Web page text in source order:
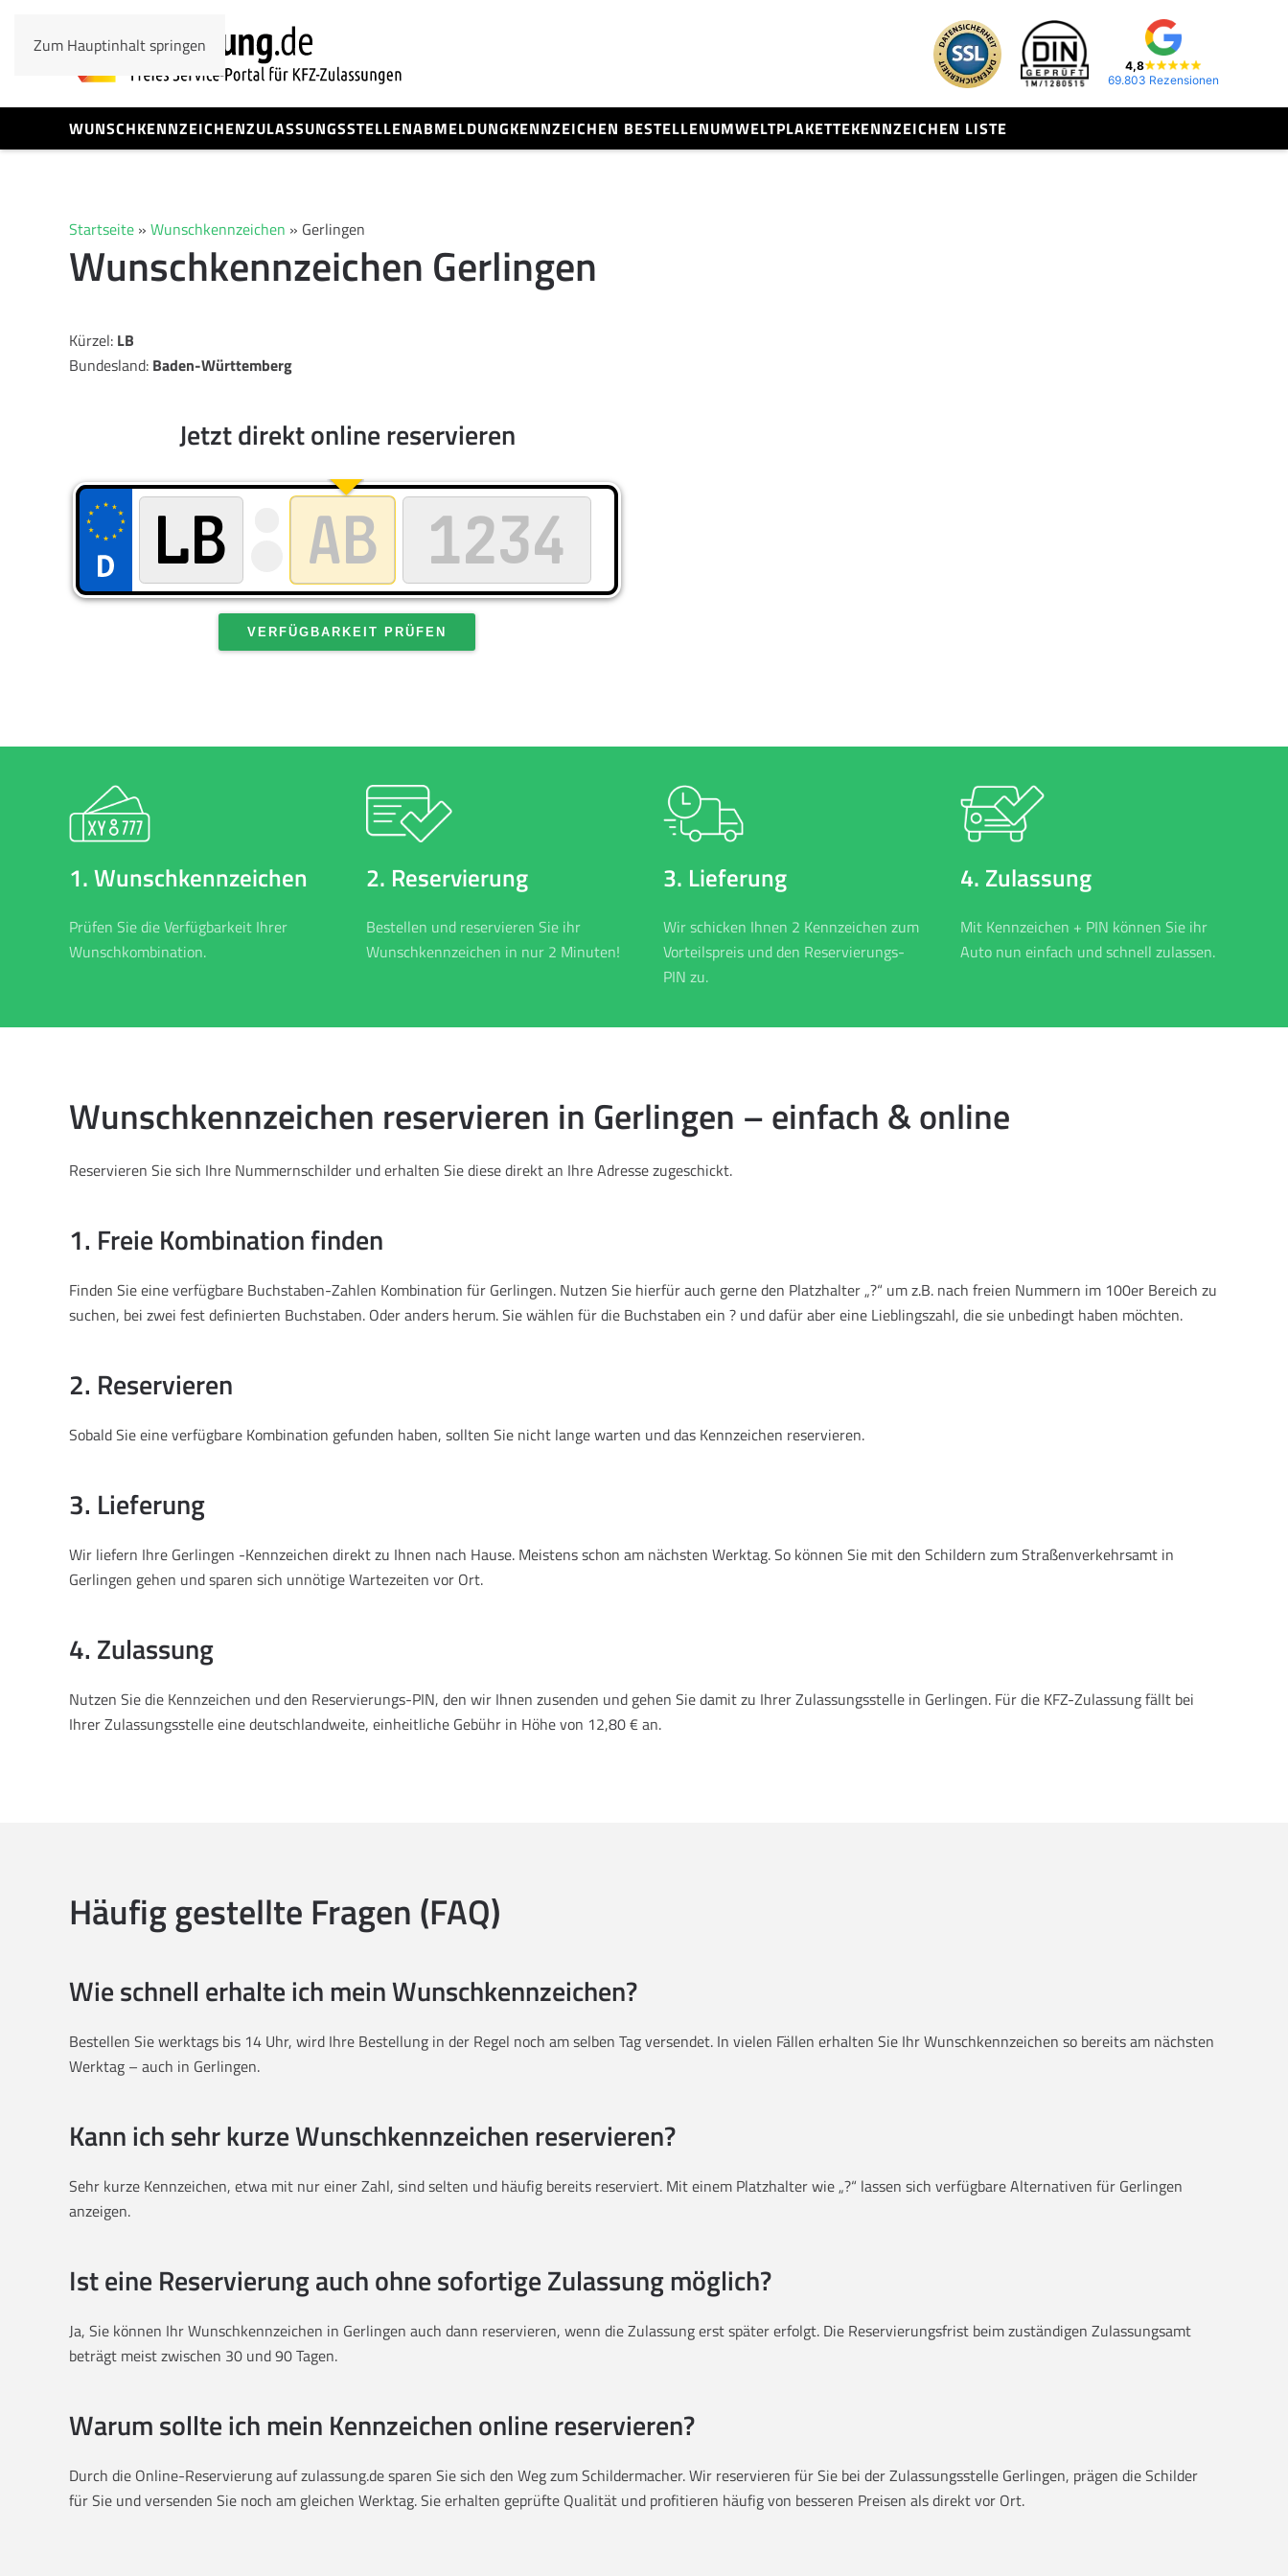
Zum Hauptinhalt springen
4,8
69.803 Rezensionen
WUNSCHKENNZEICHENZULASSUNGSSTELLENABMELDUNGKENNZEICHEN BESTELLENUMWELTPLAKETTEKENNZEICHEN LISTE
Startseite » Wunschkennzeichen » Gerlingen
Wunschkennzeichen Gerlingen
Kürzel: LB
Bundesland: Baden-Württemberg
Jetzt direkt online reservieren
VERFÜGBARKEIT PRÜFEN
1. Wunschkennzeichen
Prüfen Sie die Verfügbarkeit Ihrer
Wunschkombination.
2. Reservierung
Bestellen und reservieren Sie ihr
Wunschkennzeichen in nur 2 Minuten!
3. Lieferung
Wir schicken Ihnen 2 Kennzeichen zum
Vorteilspreis und den Reservierungs-
PIN zu.
4. Zulassung
Mit Kennzeichen + PIN können Sie ihr
Auto nun einfach und schnell zulassen.
Wunschkennzeichen reservieren in Gerlingen – einfach & online
Reservieren Sie sich Ihre Nummernschilder und erhalten Sie diese direkt an Ihre Adresse zugeschickt.
1. Freie Kombination finden
Finden Sie eine verfügbare Buchstaben-Zahlen Kombination für Gerlingen. Nutzen Sie hierfür auch gerne den Platzhalter „?“ um z.B. nach freien Nummern im 100er Bereich zu
suchen, bei zwei fest definierten Buchstaben. Oder anders herum. Sie wählen für die Buchstaben ein ? und dafür aber eine Lieblingszahl, die sie unbedingt haben möchten.
2. Reservieren
Sobald Sie eine verfügbare Kombination gefunden haben, sollten Sie nicht lange warten und das Kennzeichen reservieren.
3. Lieferung
Wir liefern Ihre Gerlingen -Kennzeichen direkt zu Ihnen nach Hause. Meistens schon am nächsten Werktag. So können Sie mit den Schildern zum Straßenverkehrsamt in
Gerlingen gehen und sparen sich unnötige Wartezeiten vor Ort.
4. Zulassung
Nutzen Sie die Kennzeichen und den Reservierungs-PIN, den wir Ihnen zusenden und gehen Sie damit zu Ihrer Zulassungsstelle in Gerlingen. Für die KFZ-Zulassung fällt bei
Ihrer Zulassungsstelle eine deutschlandweite, einheitliche Gebühr in Höhe von 12,80 € an.
Häufig gestellte Fragen (FAQ)
Wie schnell erhalte ich mein Wunschkennzeichen?
Bestellen Sie werktags bis 14 Uhr, wird Ihre Bestellung in der Regel noch am selben Tag versendet. In vielen Fällen erhalten Sie Ihr Wunschkennzeichen so bereits am nächsten
Werktag – auch in Gerlingen.
Kann ich sehr kurze Wunschkennzeichen reservieren?
Sehr kurze Kennzeichen, etwa mit nur einer Zahl, sind selten und häufig bereits reserviert. Mit einem Platzhalter wie „?“ lassen sich verfügbare Alternativen für Gerlingen
anzeigen.
Ist eine Reservierung auch ohne sofortige Zulassung möglich?
Ja, Sie können Ihr Wunschkennzeichen in Gerlingen auch dann reservieren, wenn die Zulassung erst später erfolgt. Die Reservierungsfrist beim zuständigen Zulassungsamt
beträgt meist zwischen 30 und 90 Tagen.
Warum sollte ich mein Kennzeichen online reservieren?
Durch die Online-Reservierung auf zulassung.de sparen Sie sich den Weg zum Schildermacher. Wir reservieren für Sie bei der Zulassungsstelle Gerlingen, prägen die Schilder
für Sie und versenden Sie noch am gleichen Werktag. Sie erhalten geprüfte Qualität und profitieren häufig von besseren Preisen als direkt vor Ort.